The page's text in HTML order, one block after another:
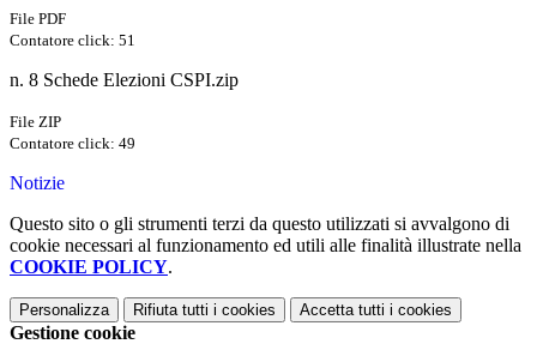
File PDF
Contatore click: 51
n. 8 Schede Elezioni CSPI.zip
File ZIP
Contatore click: 49
Notizie
Questo sito o gli strumenti terzi da questo utilizzati si avvalgono di
cookie necessari al funzionamento ed utili alle finalità illustrate nella
COOKIE POLICY.
Personalizza Rifiuta tutti i cookies Accetta tutti i cookies
Gestione cookie